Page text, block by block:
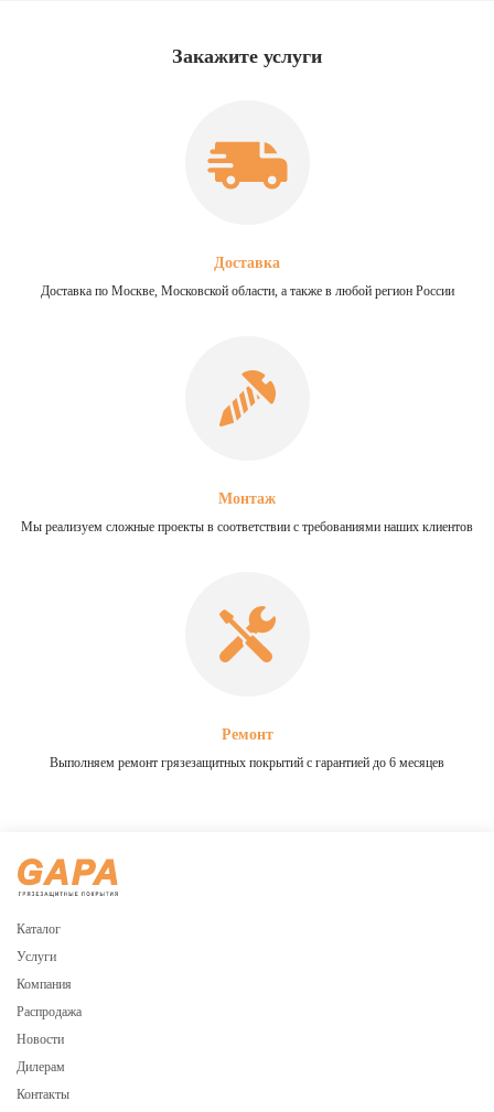
Закажите услуги
Доставка
Доставка по Москве, Московской области, а также в любой регион России
Монтаж
Мы реализуем сложные проекты в соответствии с требованиями наших клиентов
Ремонт
Выполняем ремонт грязезащитных покрытий с гарантией до 6 месяцев
Каталог
Услуги
Компания
Распродажа
Новости
Дилерам
Контакты